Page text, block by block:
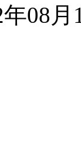
08月